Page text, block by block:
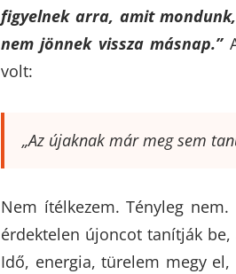
figyelnek arra, amit
nem jönnek vissza másnap.”
volt:
„Az újaknak már meg sem
Nem ítélkezem. Tényleg
érdektelen újoncot tanítják
Idő, energia, türelem megy